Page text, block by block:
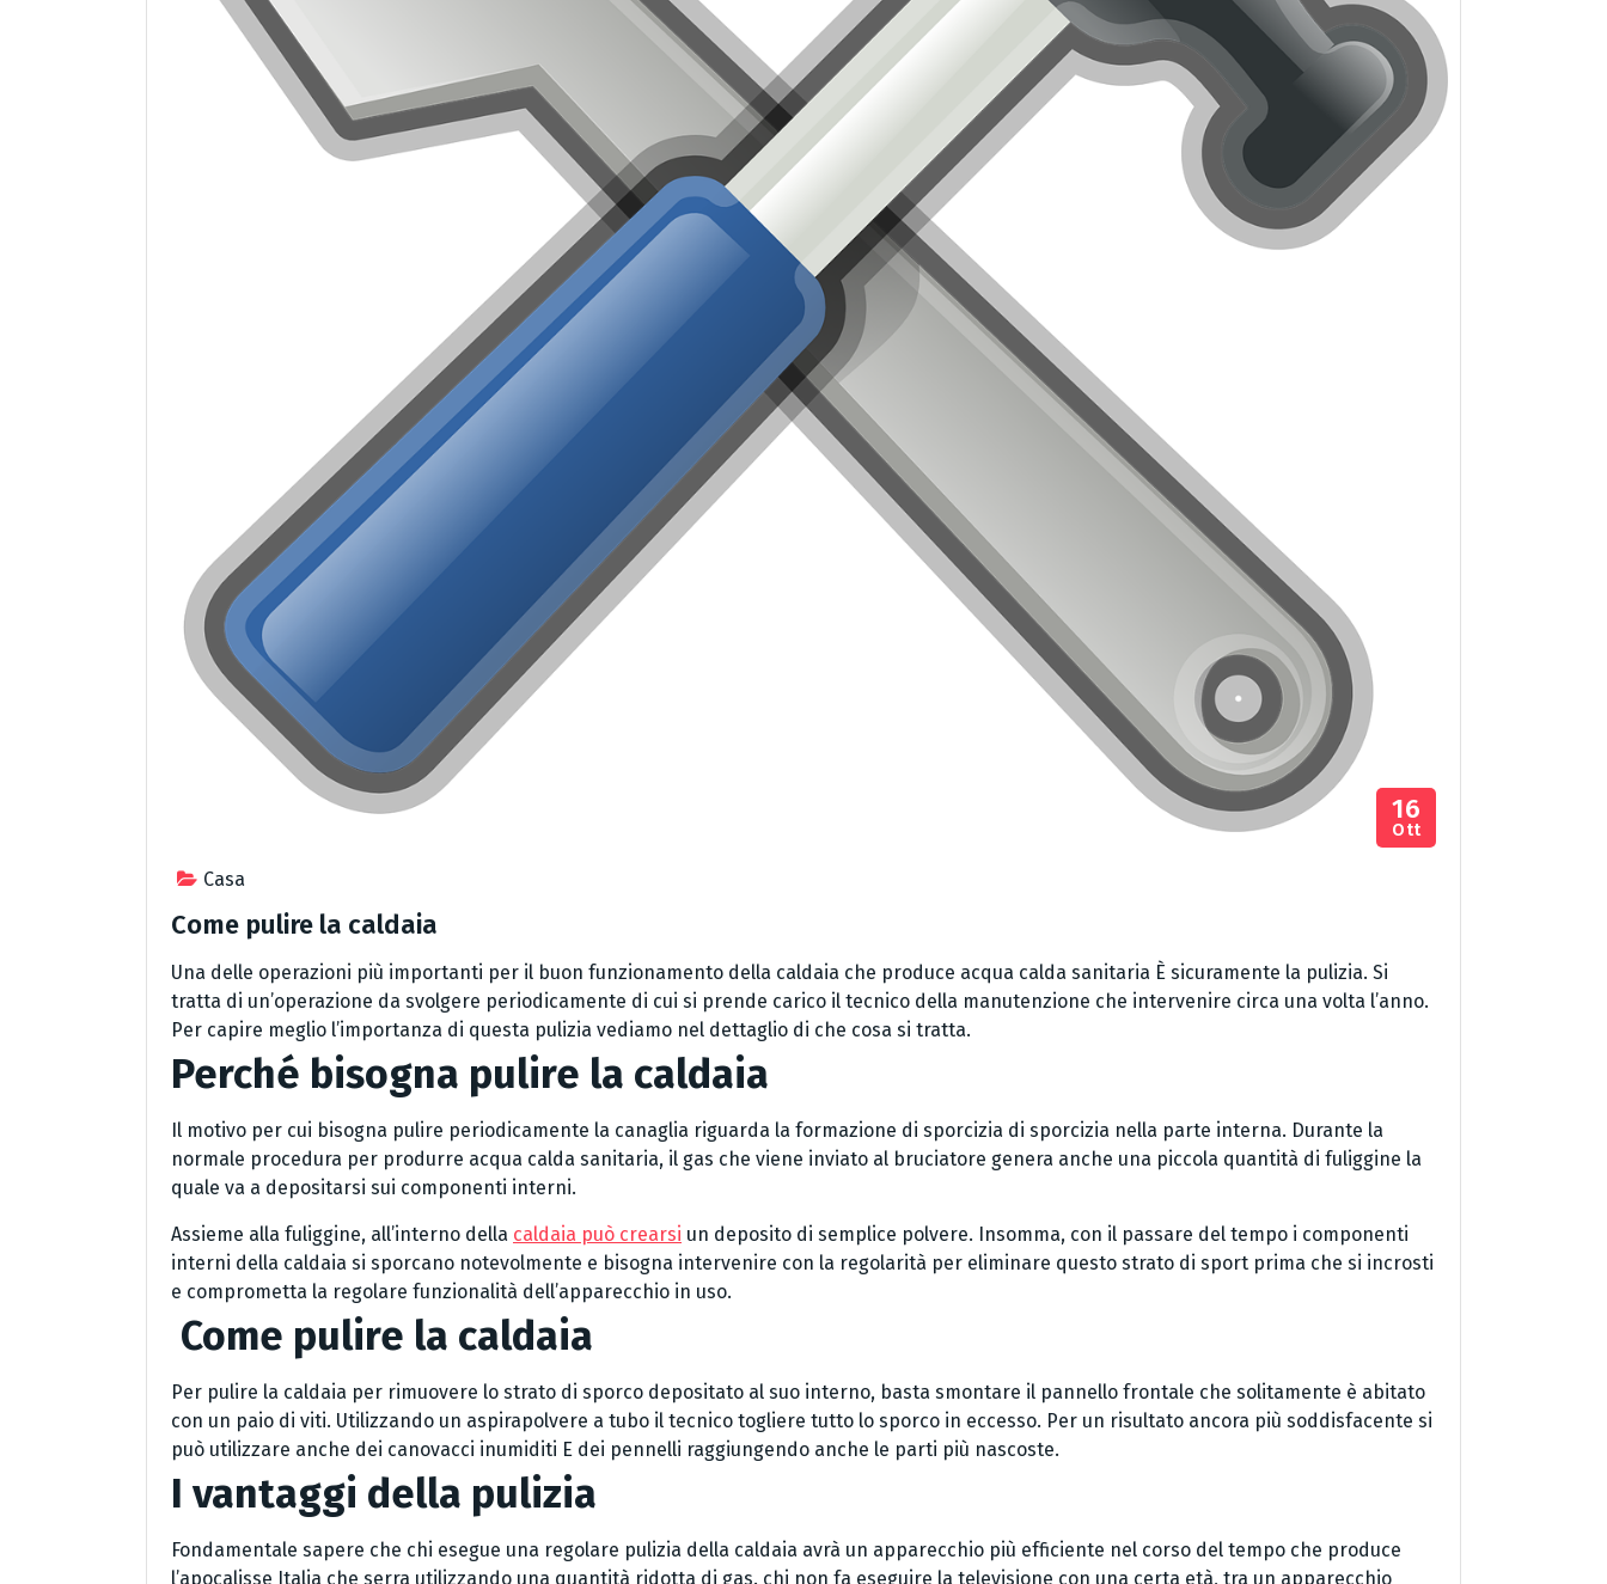
Casa
16
Ott
Come pulire la caldaia
Una delle operazioni più importanti per il buon funzionamento della caldaia che produce acqua calda sanitaria È sicuramente la pulizia. Si
tratta di un’operazione da svolgere periodicamente di cui si prende carico il tecnico della manutenzione che intervenire circa una volta l’anno.
Per capire meglio l’importanza di questa pulizia vediamo nel dettaglio di che cosa si tratta.
Perché bisogna pulire la caldaia
Il motivo per cui bisogna pulire periodicamente la canaglia riguarda la formazione di sporcizia di sporcizia nella parte interna. Durante la
normale procedura per produrre acqua calda sanitaria, il gas che viene inviato al bruciatore genera anche una piccola quantità di fuliggine la
quale va a depositarsi sui componenti interni.
Assieme alla fuliggine, all’interno della caldaia può crearsi un deposito di semplice polvere. Insomma, con il passare del tempo i componenti
interni della caldaia si sporcano notevolmente e bisogna intervenire con la regolarità per eliminare questo strato di sport prima che si incrosti
e comprometta la regolare funzionalità dell’apparecchio in uso.
Come pulire la caldaia
Per pulire la caldaia per rimuovere lo strato di sporco depositato al suo interno, basta smontare il pannello frontale che solitamente è abitato
con un paio di viti. Utilizzando un aspirapolvere a tubo il tecnico togliere tutto lo sporco in eccesso. Per un risultato ancora più soddisfacente si
può utilizzare anche dei canovacci inumiditi E dei pennelli raggiungendo anche le parti più nascoste.
I vantaggi della pulizia
Fondamentale sapere che chi esegue una regolare pulizia della caldaia avrà un apparecchio più efficiente nel corso del tempo che produce
l’apocalisse Italia che serra utilizzando una quantità ridotta di gas. chi non fa eseguire la televisione con una certa età, tra un apparecchio